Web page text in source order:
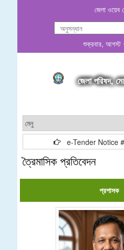
জেলা ওয়েব
শুক্রবার,
জেলা পরিষদ,
e-Tender Notice
ত্রৈমাসিক প্রতিবেদন
প্রশাসক